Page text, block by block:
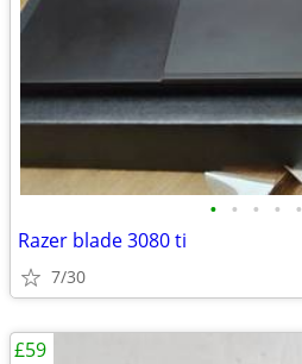
• • • • •
Razer blade 3080 ti
7/30
£59